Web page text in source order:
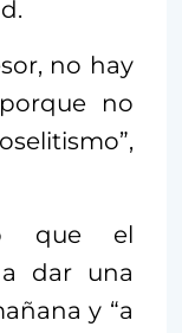
no hay
no
que el
dar una
y “a